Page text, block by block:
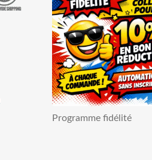
Programme fidélité